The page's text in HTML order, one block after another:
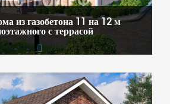
из газобетона 11 на 12 м
с террасой